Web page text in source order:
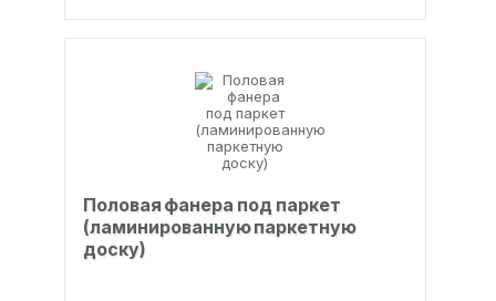
Половая фанера под паркет
(ламинированную паркетную
доску)